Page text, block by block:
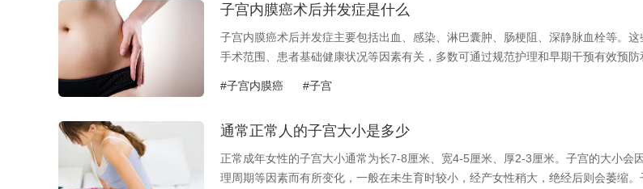
子宫内膜癌术后并发症是什么
子宫内膜癌术后并发症主要包括出血、感染、淋巴囊肿、肠梗阻、深静脉血栓等。
手术范围、患者基础健康状况等因素有关，多数可通过规范护理和早期干预有效预
#子宫内膜癌 #子宫
通常正常人的子宫大小是多少
正常成年女性的子宫大小通常为长7-8厘米、宽4-5厘米、厚2-3厘米。子宫的大小会
理周期等因素而有所变化，一般在未生育时较小，经产女性稍大，绝经后则会萎缩